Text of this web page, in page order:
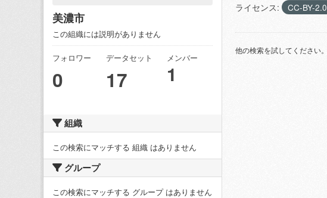
美濃市
この組織には説明がありません
フォロワー
0
データセット
17
メンバー
1
組織
この検索にマッチする 組織 はありません
グループ
この検索にマッチする グループ はありません
ライセンス: CC-BY-2.0
他の検索を試してください。